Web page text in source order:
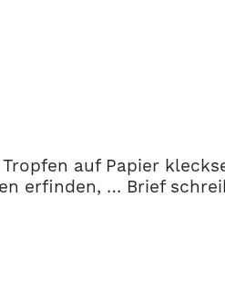
auf Papier
erfinden, … Brief